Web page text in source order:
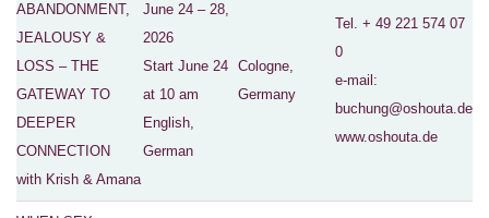
ABANDONMENT,
JEALOUSY &
LOSS – THE
GATEWAY TO
DEEPER
CONNECTION
with Krish & Amana
June 24 – 28,
2026
Start June 24
at 10 am
English,
German
Cologne,
Germany
Tel. + 49 221 574 07
0
e-mail:
buchung@oshouta.de
www.oshouta.de